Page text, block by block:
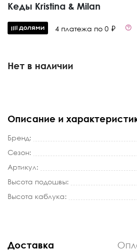
Кеды Kristina & Milan
4 платежа по 0 ₽
Нет в наличии
Описание и
Бренд:
Сезон:
Артикул:
Высота подошвы:
Высота каблука:
Доставка